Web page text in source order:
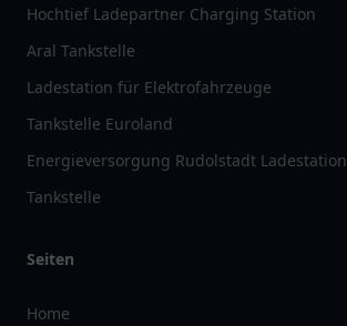
Hochtief Ladepartner Charging Station
Aral Tankstelle
Ladestation für Elektrofahrzeuge
Tankstelle Euroland
Energieversorgung Rudolstadt Ladestation
Tankstelle
Seiten
Home